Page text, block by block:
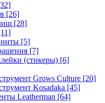
[26]
[28]
[5]
[7]
(стикеры) [6]
Grows Culture [20]
Kosadaka [45]
Leatherman [64]